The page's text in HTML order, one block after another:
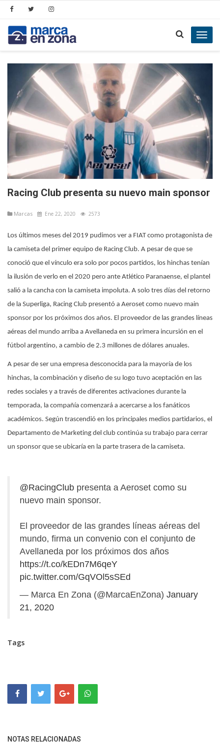
Racing Club presenta su nuevo main sponsor
Marcas Ene 22, 2020 2573
Los últimos meses del 2019 pudimos ver a FIAT como protagonista de
la camiseta del primer equipo de Racing Club. A pesar de que se
conoció que el vínculo era solo por pocos partidos, los hinchas tenían
la ilusión de verlo en el 2020 pero ante Atlético Paranaense, el plantel
salió a la cancha con la camiseta impoluta. A solo tres días del retorno
de la Superliga, Racing Club presentó a Aeroset como nuevo main
sponsor por los próximos dos años. El proveedor de las grandes líneas
aéreas del mundo arriba a Avellaneda en su primera incursión en el
fútbol argentino, a cambio de 2.3 millones de dólares anuales.
A pesar de ser una empresa desconocida para la mayoría de los
hinchas, la combinación y diseño de su logo tuvo aceptación en las
redes sociales y a través de diferentes activaciones durante la
temporada, la compañía comenzará a acercarse a los fanáticos
académicos. Según trascendió en los principales medios partidarios, el
Departamento de Marketing del club continúa su trabajo para cerrar
un sponsor que se ubicaría en la parte trasera de la camiseta.
@RacingClub presenta a Aeroset como su
nuevo main sponsor.
El proveedor de las grandes líneas aéreas del
mundo, firma un convenio con el conjunto de
Avellaneda por los próximos dos años
https://t.co/kEDn7M6qeY
pic.twitter.com/GqVOl5sSEd
— Marca En Zona (@MarcaEnZona) January
21, 2020
Tags
NOTAS RELACIONADAS